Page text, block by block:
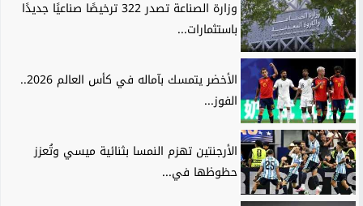
وزارة الصناعة تصدر 322 ترخيصًا صناعيًا جديدًا
باستثمارات...
الأخضر يتمسك بآماله في كأس العالم 2026..
الفوز...
الأرجنتين تهزم النمسا بثنائية ميسي وتُعزز
حظوظها في...